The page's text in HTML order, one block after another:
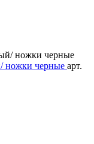
ножки черные арт.